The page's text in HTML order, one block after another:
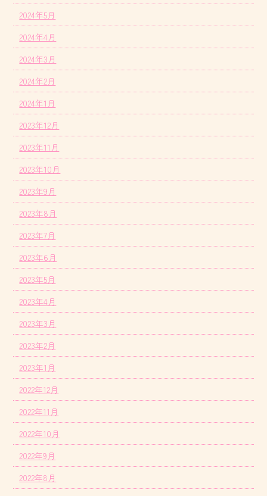
2024年5月
2024年4月
2024年3月
2024年2月
2024年1月
2023年12月
2023年11月
2023年10月
2023年9月
2023年8月
2023年7月
2023年6月
2023年5月
2023年4月
2023年3月
2023年2月
2023年1月
2022年12月
2022年11月
2022年10月
2022年9月
2022年8月